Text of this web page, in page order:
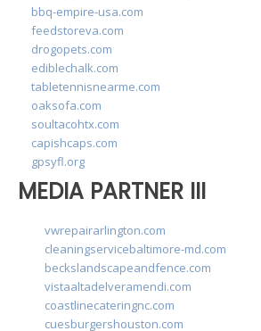
bbq-empire-usa.com
feedstoreva.com
drogopets.com
ediblechalk.com
tabletennisnearme.com
oaksofa.com
soultacohtx.com
capishcaps.com
gpsyfl.org
MEDIA PARTNER III
vwrepairarlington.com
cleaningservicebaltimore-md.com
beckslandscapeandfence.com
vistaaltadelveramendi.com
coastlinecateringnc.com
cuesburgershouston.com